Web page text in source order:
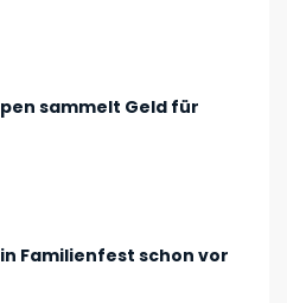
sammelt Geld für
Familienfest schon vor